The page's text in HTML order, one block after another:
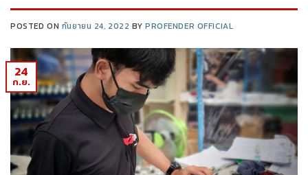
POSTED ON กันยายน 24, 2022 BY PROFENDER OFFICIAL
24
ก.ย.